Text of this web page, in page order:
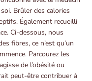
Brûler des calories
Également recueilli
Ci-dessous, nous
fibres, ce n’est qu’un
Parcourez les
de l’obésité ou
peut-être contribuer à